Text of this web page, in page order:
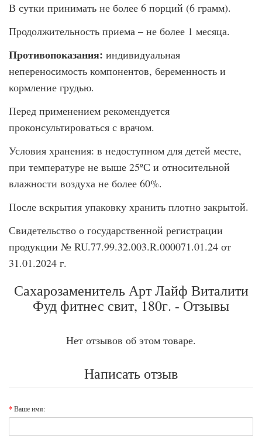
В сутки принимать не более 6 порций (6 грамм).
Продолжительность приема – не более 1 месяца.
Противопоказания: индивидуальная
непереносимость компонентов, беременность и
кормление грудью.
Перед применением рекомендуется
проконсультироваться с врачом.
Условия хранения: в недоступном для детей месте,
при температуре не выше 25ºС и относительной
влажности воздуха не более 60%.
После вскрытия упаковку хранить плотно закрытой.
Свидетельство о государственной регистрации
продукции № RU.77.99.32.003.R.000071.01.24 от
31.01.2024 г.
Сахарозаменитель Арт Лайф Виталити
Фуд фитнес свит, 180г. - Отзывы
Нет отзывов об этом товаре.
Написать отзыв
Ваше имя: